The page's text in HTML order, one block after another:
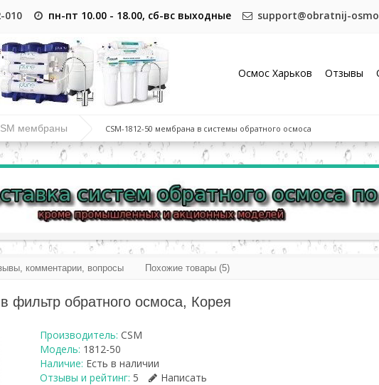
010 пн-пт 10.00 - 18.00, сб-вс выходные support@obratnij-
Осмос Харьков Отзывы
мембраны CSM-1812-50 мембрана в системы обратного осмоса
комментарии, вопросы Похожие товары (5)
фильтр обратного осмоса, Корея
Производитель: CSM
Модель: 1812-50
Наличие: Есть в наличии
Отзывы и рейтинг: 5 Написать